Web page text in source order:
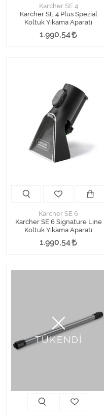
Karcher SE 4
Karcher SE 4 Plus Spezial
Koltuk Yıkama Aparatı
1.990,54
Karcher SE 6
Karcher SE 6 Signature Line
Koltuk Yıkama Aparatı
1.990,54
TÜKENDİ